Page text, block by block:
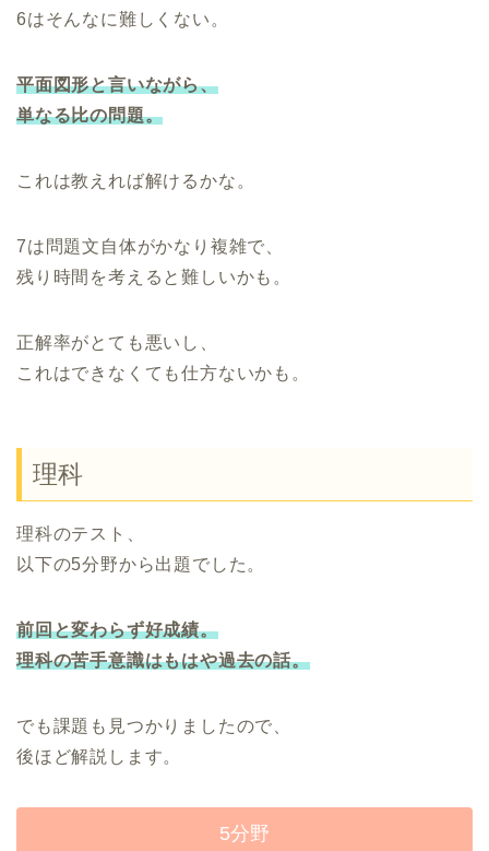
6はそんなに難しくない。
平面図形と言いながら、
単なる比の問題。
これは教えれば解けるかな。
7は問題文自体がかなり複雑で、
残り時間を考えると難しいかも。
正解率がとても悪いし、
これはできなくても仕方ないかも。
理科
理科のテスト、
以下の5分野から出題でした。
前回と変わらず好成績。
理科の苦手意識はもはや過去の話。
でも課題も見つかりましたので、
後ほど解説します。
5分野